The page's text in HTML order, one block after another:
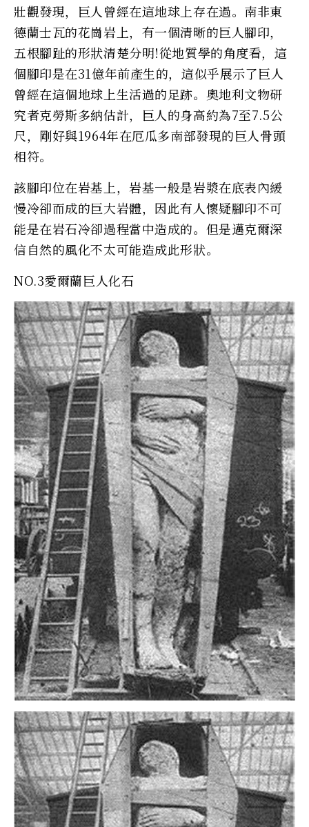
壯觀發現，巨人曾經在這地球上存在過。南非東
德蘭士瓦的花崗岩上，有一個清晰的巨人腳印，
五根腳趾的形狀清楚分明!從地質學的角度看，這
個腳印是在31億年前產生的，這似乎展示了巨人
曾經在這個地球上生活過的足跡。奧地利文物研
究者克勞斯多納估計，巨人的身高約為7至7.5公
尺，剛好與1964年在厄瓜多南部發現的巨人骨頭
相符。
該腳印位在岩基上，岩基一般是岩漿在底表內緩
慢冷卻而成的巨大岩體，因此有人懷疑腳印不可
能是在岩石冷卻過程當中造成的。但是邁克爾深
信自然的風化不太可能造成此形狀。
NO.3愛爾蘭巨人化石